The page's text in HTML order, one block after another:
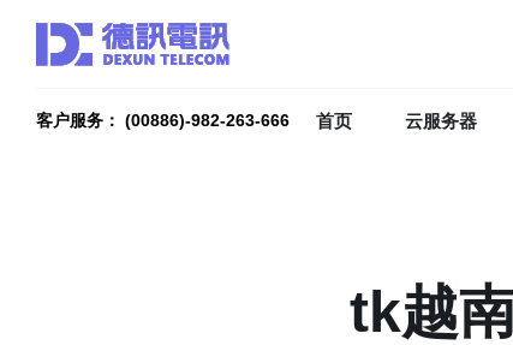
客户服务： (00886)-982-263-666 首页 云服务器
tk越